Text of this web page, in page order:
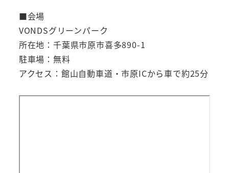
■会場
VONDSグリーンパーク
所在地：千葉県市原市喜多890-1
駐車場：無料
アクセス：館山自動車道・市原ICから車で約25分